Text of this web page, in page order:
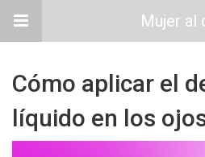
Mujer al
Cómo aplicar el
líquido en los